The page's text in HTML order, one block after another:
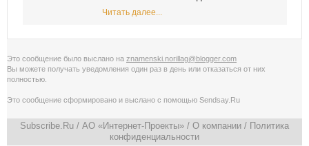
Читать далее...
Это сообщение было выслано на znamenski.norillag@blogger.com
Вы можете получать уведомления один раз в день или отказаться от них
полностью
Это сообщение сформировано и выслано с помощью Sendsay.Ru
Subscribe.Ru / АО «Интернет-Проекты» / О компании / Политика
конфиденциальности